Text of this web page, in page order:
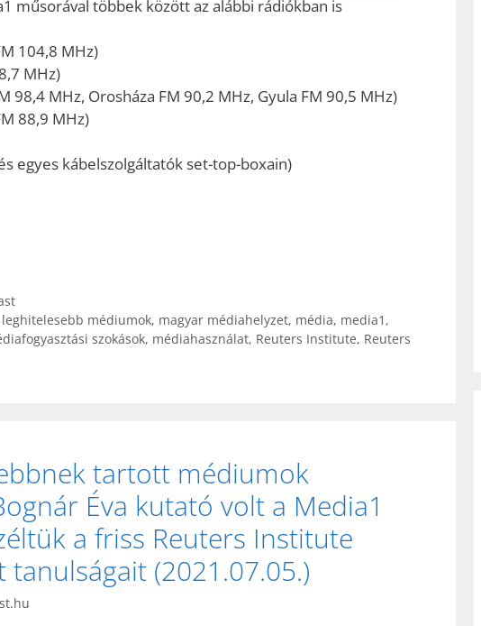
műsorával többek között az alábbi rádiókban is
104,8 MHz)
MHz)
98,4 MHz, Orosháza FM 90,2 MHz, Gyula FM 90,5 MHz)
88,9 MHz)
egyes kábelszolgáltatók set-top-boxain)
leghitelesebb médiumok, magyar médiahelyzet, média, media1 ,
szokások, médiahasználat, Reuters Institute, Reuters
tartott médiumok
Éva kutató volt a Media1
a friss Reuters Institute
tanulságait (2021.07.05.)